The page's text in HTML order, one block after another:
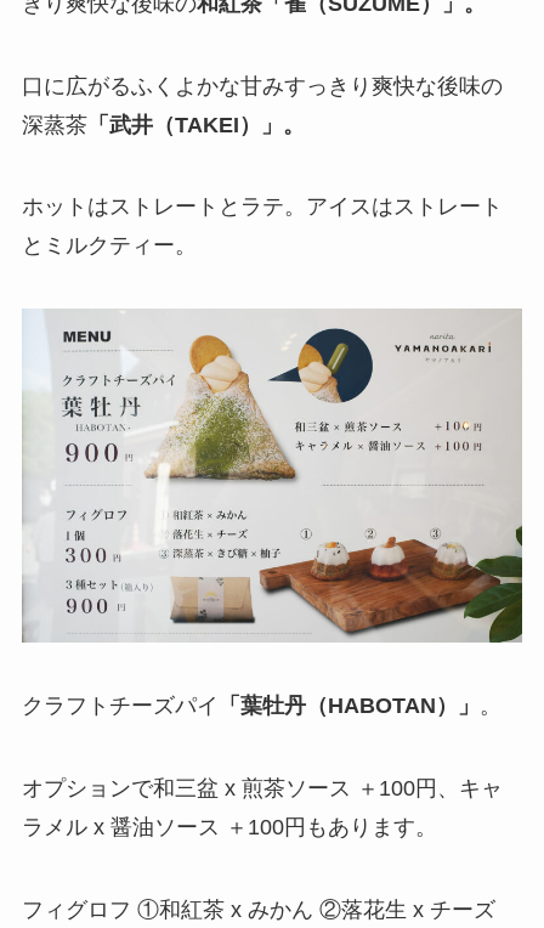
口に広がるふくよかな甘みすっきり爽快な後味の
深蒸茶「武井（TAKEI）」。
ホットはストレートとラテ。アイスはストレート
とミルクティー。
クラフトチーズパイ 「葉牡丹（HABOTAN）」 。
オプションで和三盆 x 煎茶ソース ＋100円、キャ
ラメル x 醤油ソース ＋100円もあります。
フィグロフ ①和紅茶 x みかん ②落花生 x チーズ